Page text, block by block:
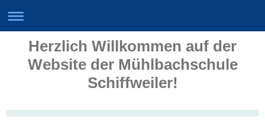
Herzlich Willkommen auf der
Website der Mühlbachschule
Schiffweiler!